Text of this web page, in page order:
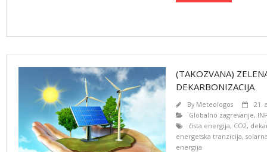
(TAKOZVANA)
DEKARBONIZACIJA
By Meteologos
21.
Globalno zagrevanje,
čista energija, CO2,
energetska tranzicija,
energija